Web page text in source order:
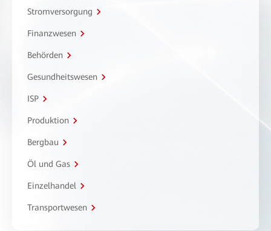
Stromversorgung
Finanzwesen
Behörden
Gesundheitswesen
ISP
Produktion
Bergbau
Öl und Gas
Einzelhandel
Transportwesen